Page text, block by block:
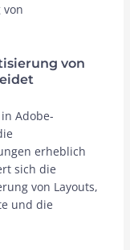
von
von
Adobe-
erheblich
sich die
von Layouts,
und die